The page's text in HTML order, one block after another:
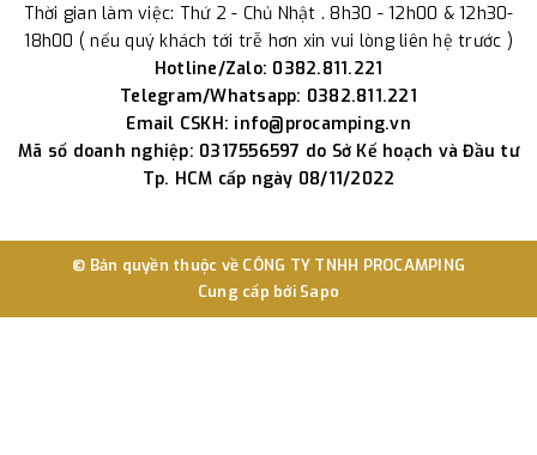
Thời gian làm việc: Thứ 2 - Chủ Nhật . 8h30 - 12h00 & 12h30-
18h00 ( nếu quý khách tới trễ hơn xin vui lòng liên hệ trước )
Hotline/Zalo: 0382.811.221
Telegram/Whatsapp: 0382.811.221
Email CSKH: info@procamping.vn
Mã số doanh nghiệp: 0317556597 do Sở Kế hoạch và Đầu tư
Tp. HCM cấp ngày 08/11/2022
© Bản quyền thuộc về CÔNG TY TNHH PROCAMPING
Cung cấp bởi Sapo